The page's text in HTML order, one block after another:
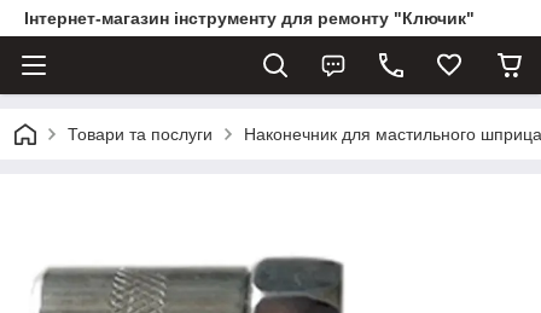
Інтернет-магазин інструменту для ремонту "Ключик"
Товари та послуги Наконечник для мастильного